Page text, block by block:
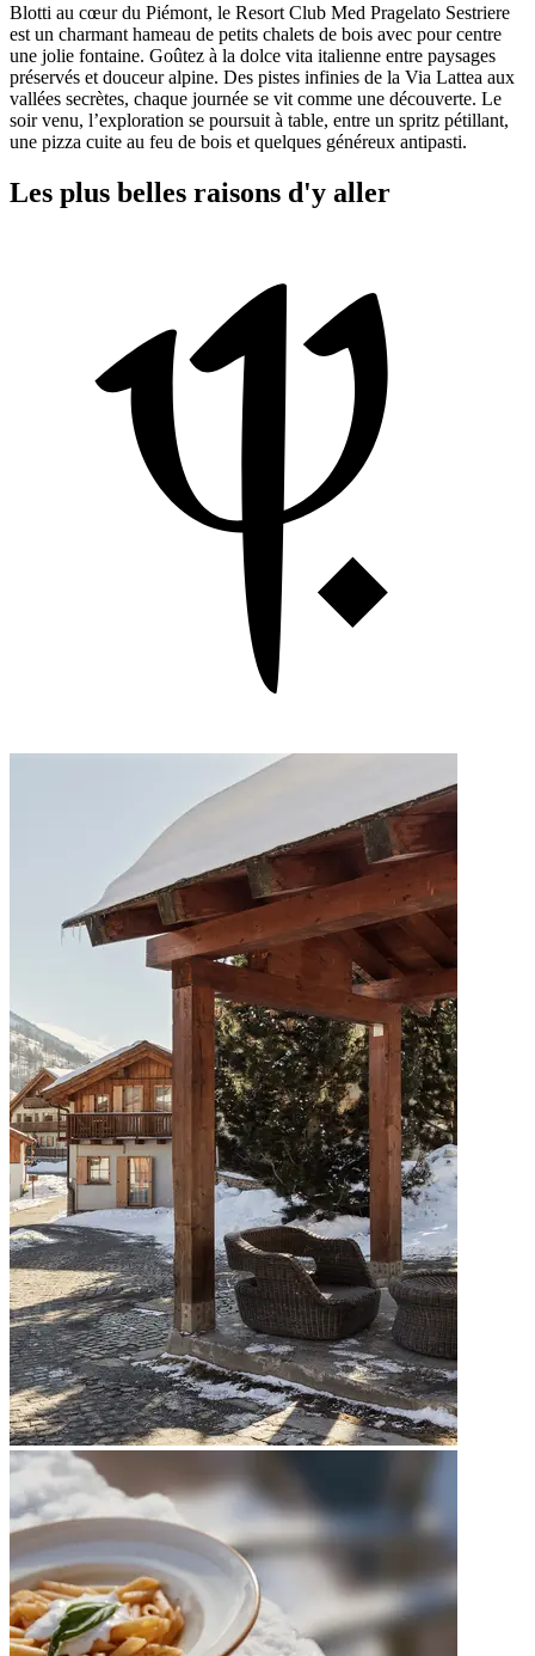
Blotti au cœur du Piémont, le Resort Club Med Pragelato Sestriere
est un charmant hameau de petits chalets de bois avec pour centre
une jolie fontaine. Goûtez à la dolce vita italienne entre paysages
préservés et douceur alpine. Des pistes infinies de la Via Lattea aux
vallées secrètes, chaque journée se vit comme une découverte. Le
soir venu, l’exploration se poursuit à table, entre un spritz pétillant,
une pizza cuite au feu de bois et quelques généreux antipasti.
Les plus belles raisons d'y aller